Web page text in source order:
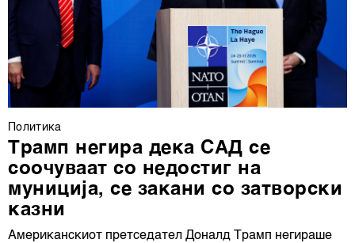
Политика
Трамп негира дека САД се
соочуваат со недостиг на
муниција, се закани со затворски
казни
Американскиот претседател Доналд Трамп негираше